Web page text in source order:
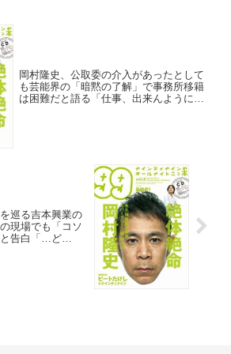
岡村隆史、公取委の介入があったとして
も芸能界の「暗黙の了解」で事務所移籍
は困難だと語る「仕事、出来んようにな
巡る吉本興業の
現場でも「コソ
と告白「…ど